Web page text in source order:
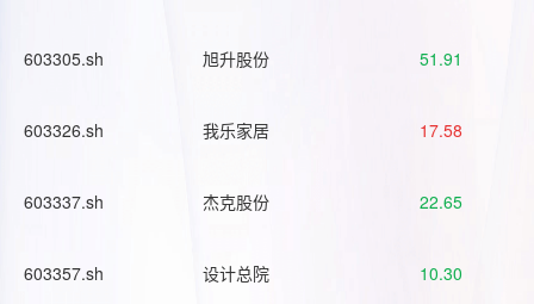
603305.sh 旭升股份 51.91
603326.sh 我乐家居 17.58
603337.sh 杰克股份 22.65
603357.sh 设计总院 10.30